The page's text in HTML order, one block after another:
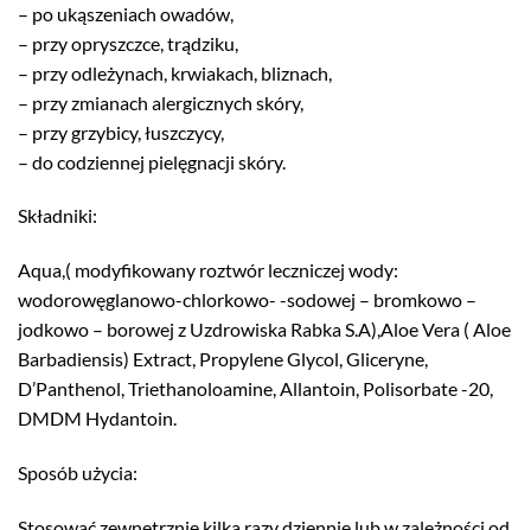
– po ukąszeniach owadów,
– przy opryszczce, trądziku,
– przy odleżynach, krwiakach, bliznach,
– przy zmianach alergicznych skóry,
– przy grzybicy, łuszczycy,
– do codziennej pielęgnacji skóry.
Składniki:
Aqua,( modyfikowany roztwór leczniczej wody:
wodorowęglanowo-chlorkowo- -sodowej – bromkowo –
jodkowo – borowej z Uzdrowiska Rabka S.A),Aloe Vera ( Aloe
Barbadiensis) Extract, Propylene Glycol, Gliceryne,
D’Panthenol, Triethanoloamine, Allantoin, Polisorbate -20,
DMDM Hydantoin.
Sposób użycia: